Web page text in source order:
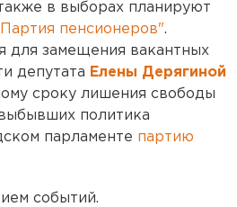
в выборах планируют
пенсионеров".
для замещения вакантных
депутата Елены Дерягиной
сроку лишения свободы
политика
парламенте партию
событий.